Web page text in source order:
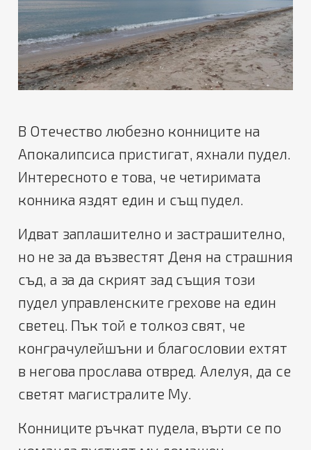
В Отечество любезно конниците на
Апокалипсиса пристигат, яхнали пудел.
Интересното е това, че четиримата
конника яздят един и същ пудел.
Идват заплашително и застрашително,
но не за да възвестят Деня на страшния
съд, а за да скрият зад същия този
пудел управленските грехове на един
светец. Пък той е толкоз свят, че
конграчулейшъни и благословии ехтят
в негова прослава отвред. Алелуя, да се
светят магистралите Му.
Конниците ръчкат пудела, върти се по